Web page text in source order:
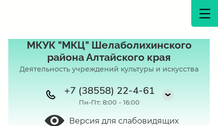
МКУК "МКЦ" Шелаболихинского
района Алтайского края
Деятельность учреждений культуры и искусства
Пн-Пт: 8:00 - 16:00
+7 (38558) 22-4-61
Версия для слабовидящих